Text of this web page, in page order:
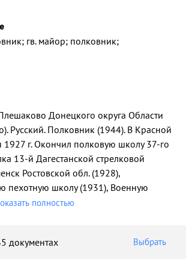
гв. майор; полковник;
Донецкого округа Области
Русский. Полковник (1944). В Красной
1927 г. Окончил полковую школу 37-го
13-й Дагестанской стрелковой
Ростовской обл. (1928),
пехотную школу (1931), Военную
полностью
документах Выбрать